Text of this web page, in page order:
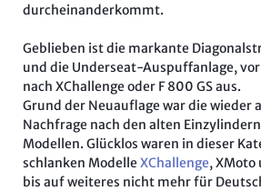
durcheinanderkommt.
Geblieben ist die markante
und die Underseat-Auspuffanlage,
nach XChallenge oder F 800 GS aus.
Grund der Neuauflage war die wieder
Nachfrage nach den alten
Modellen. Glücklos waren in dieser
schlanken ModelleXChallenge, XMoto
bis auf weiteres nicht mehr für